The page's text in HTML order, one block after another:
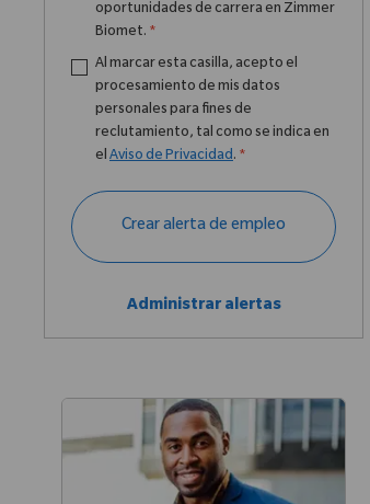
oportunidades de carrera en Zimmer
Biomet. *
Al marcar esta casilla, acepto el
procesamiento de mis datos
personales para fines de
reclutamiento, tal como se indica en
el Aviso de Privacidad. *
Crear alerta de empleo
Administrar alertas